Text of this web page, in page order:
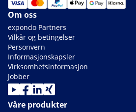
Om oss
expondo Partners
Vilkår og betingelser
Personvern
Informasjonskapsler
Virksomhetsinformasjon
Jobber
Våre produkter